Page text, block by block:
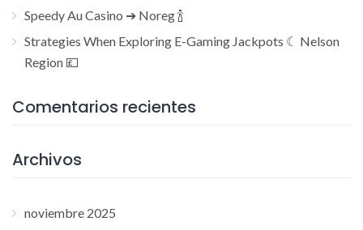
Speedy Au Casino ➔ Noreg 🍾
Strategies When Exploring E-Gaming Jackpots ☾ Nelson
Region 💷
Comentarios recientes
Archivos
noviembre 2025